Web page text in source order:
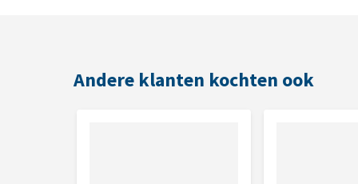
Afmetingen
Andere klanten kochten ook